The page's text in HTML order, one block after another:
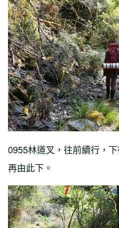
0955林道叉，往前續行，
再由此下。